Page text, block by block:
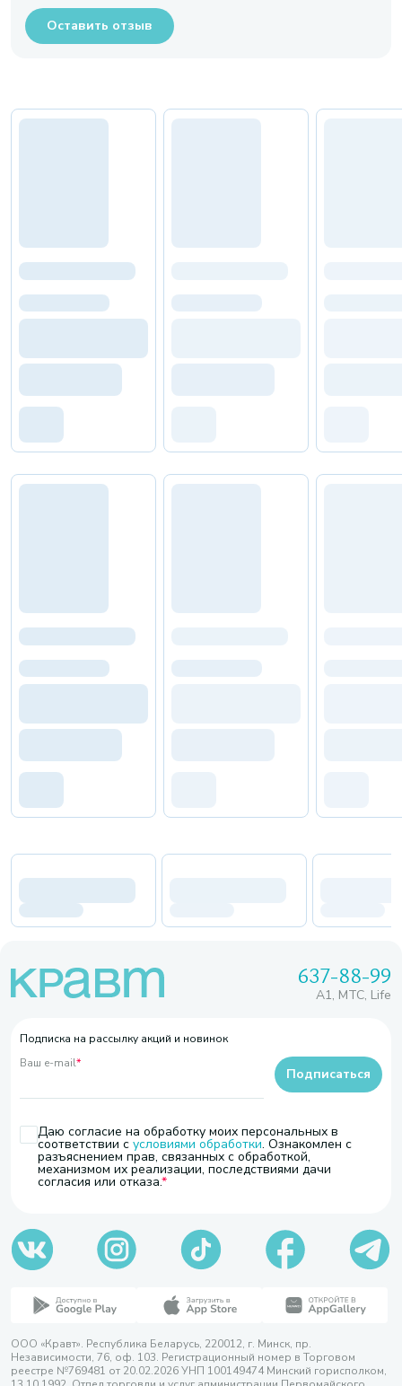
Оставить отзыв
637-88-99
A1, МТС, Life
Подписка на рассылку акций и новинок
Ваш e-mail*
Даю согласие на обработку моих персональных в
соответствии с условиями обработки. Ознакомлен с
разъяснением прав, связанных с обработкой,
механизмом их реализации, последствиями дачи
согласия или отказа.
Подписаться
ООО «Кравт». Республика Беларусь, 220012, г. Минск, пр.
Независимости, 76, оф. 103. Регистрационный номер в Торговом
реестре №769481 от 20.02.2026 УНП 100149474 Минский горисполком,